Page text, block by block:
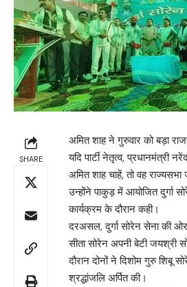
SHARE
अमित शाह ने गुरुवार को बड़ा
यदि पार्टी नेतृत्व, प्रधानमंत्री
अमित शाह चाहें, तो वह
उन्होंने पाकुड़ में आयोजित दुर्गा
कार्यक्रम के दौरान कही।
दरअसल, दुर्गा सोरेन सेना की
सीता सोरेन अपनी बेटी जयश्री
दौरान दोनों ने दिशोम गुरु शिबू
श्रद्धांजलि अर्पित की।